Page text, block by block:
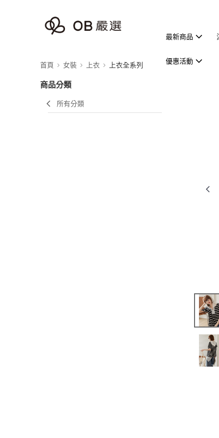
最新商品
優惠活動
首頁 女裝 上衣 上衣全系列
商品分類
所有分類